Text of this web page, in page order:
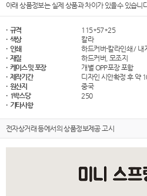
아래 상품정보는 실제 상품과 차이가 있을수 있습니
· 규격
115*57*25
· 색상
칼라
· 인쇄
하드커버-칼라인쇄 / 내
· 재질
하드커버, 모조지
· 케이스 및 포장
개별 OPP포장 포함
· 제작기간
디자인 시안확정 후 약
· 원산지
중국
· 1박스당
250
· 기타사항
전자상거래 등에서의 상품정보제공 고시